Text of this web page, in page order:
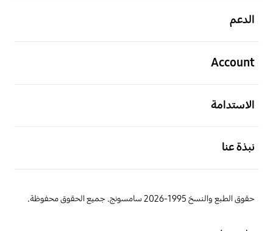
الدعم
Account
الاستدامة
نبذة عنا
حقوق الطبع والنسخ 1995-2026 سامسونج. جميع الحقوق محفوظة.